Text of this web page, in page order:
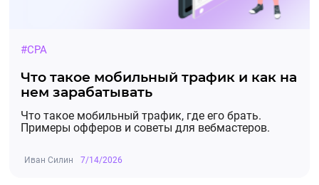
#CPA
Что такое мобильный трафик и как на
нем зарабатывать
Что такое мобильный трафик, где его брать.
Примеры офферов и советы для вебмастеров.
Иван Силин 7/14/2026